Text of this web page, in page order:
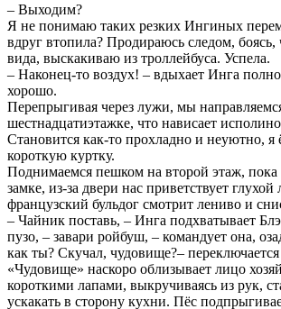
– Выходим?
Я не понимаю таких резких Ингиных
вдруг втопила? Продираюсь следом, боясь,
вида, выскакиваю из троллейбуса. Успела.
– Наконец-то воздух! – вдыхает Инга
хорошо.
Перепрыгивая через лужи, мы
шестнадцатиэтажке, что нависает
Становится как-то прохладно и неуютно, я
короткую куртку.
Поднимаемся пешком на второй этаж, пока
замке, из-за двери нас приветствует
французский бульдог смотрит лениво и
– Чайник поставь, – Инга подхватывает
пузо, – завари ройбуш, – командует она,
как ты? Скучал, чудовище?– переключается
«Чудовище» наскоро облизывает лицо
короткими лапами, выкручиваясь из рук,
ускакать в сторону кухни. Пёс